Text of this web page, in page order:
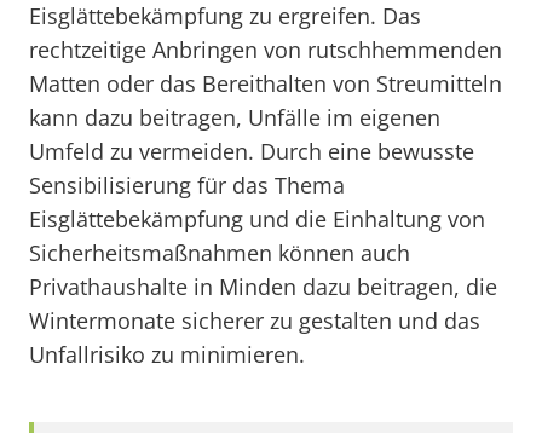
Eisglättebekämpfung zu ergreifen. Das
rechtzeitige Anbringen von rutschhemmenden
Matten oder das Bereithalten von Streumitteln
kann dazu beitragen, Unfälle im eigenen
Umfeld zu vermeiden. Durch eine bewusste
Sensibilisierung für das Thema
Eisglättebekämpfung und die Einhaltung von
Sicherheitsmaßnahmen können auch
Privathaushalte in Minden dazu beitragen, die
Wintermonate sicherer zu gestalten und das
Unfallrisiko zu minimieren.